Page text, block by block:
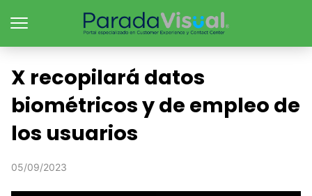
X recopilará datos
biométricos y de empleo de
los usuarios
05/09/2023